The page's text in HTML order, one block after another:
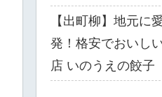
【出町柳】地元に
発！格安でおいし
店 いのうえの餃子